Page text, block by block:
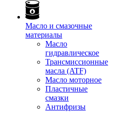
Масло и смазочные
материалы
Масло
гидравлическое
Трансмиссионные
масла (ATF)
Масло моторное
Пластичные
смазки
Антифризы